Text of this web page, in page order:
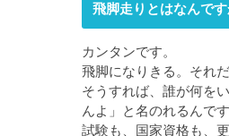
飛脚走りとはなんです
カンタンです。
飛脚になりきる。それだ
そうすれば、誰が何を
んよ」と名のれるんです
試験も、国家資格も、